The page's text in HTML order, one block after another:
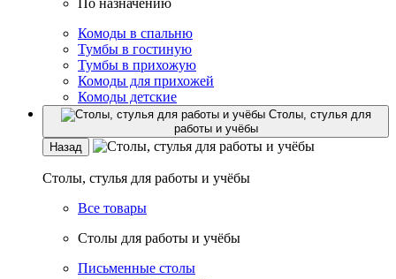
По назначению
Комоды в спальню
Тумбы в гостиную
Тумбы в прихожую
Комоды для прихожей
Комоды детские
Столы, стулья для
работы и учёбы
Назад
Столы, стулья для работы и учёбы
Все товары
Столы для работы и учёбы
Письменные столы